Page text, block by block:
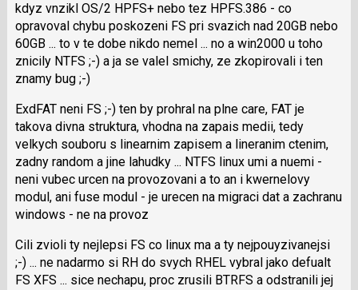
kdyz vnzikl OS/2 HPFS+ nebo tez HPFS.386 - co
opravoval chybu poskozeni FS pri svazich nad 20GB nebo
60GB ... to v te dobe nikdo nemel ... no a win2000 u toho
znicily NTFS ;-) a ja se valel smichy, ze zkopirovali i ten
znamy bug ;-)
ExdFAT neni FS ;-) ten by prohral na plne care, FAT je
takova divna struktura, vhodna na zapais medii, tedy
velkych souboru s linearnim zapisem a lineranim ctenim,
zadny random a jine lahudky ... NTFS linux umi a nuemi -
neni vubec urcen na provozovani a to an i kwernelovy
modul, ani fuse modul - je urecen na migraci dat a zachranu
windows - ne na provoz
Cili zvioli ty nejlepsi FS co linux ma a ty nejpouyzivanejsi
;-) ... ne nadarmo si RH do svych RHEL vybral jako defualt
FS XFS ... sice nechapu, proc zrusili BTRFS a odstranili jej